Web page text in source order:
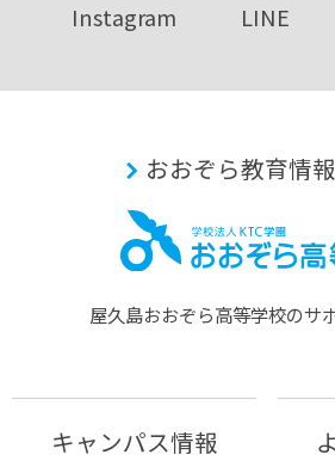
Instagram LINE
おおぞら教育情
屋久島おおぞら⾼等学校のサ
キャンパス情報